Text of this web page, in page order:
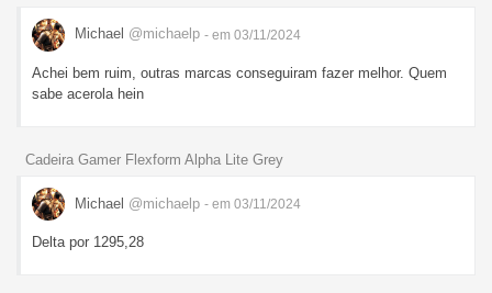
Michael @michaelp - em 03/11/2024
Achei bem ruim, outras marcas conseguiram fazer melhor. Quem
sabe acerola hein
Cadeira Gamer Flexform Alpha Lite Grey
Michael @michaelp - em 03/11/2024
Delta por 1295,28